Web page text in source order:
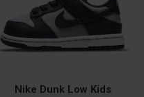
Nike Dunk Low Kids